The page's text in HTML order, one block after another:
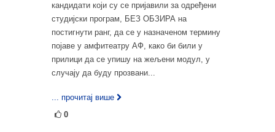
кандидати који су се пријавили за одређени
студијски програм, БЕЗ ОБЗИРА на
постигнути ранг, да се у назначеном термину
појаве у амфитеатру АФ, како би били у
прилици да се упишу на жељени модул, у
случају да буду прозвани...
... прочитај више
0